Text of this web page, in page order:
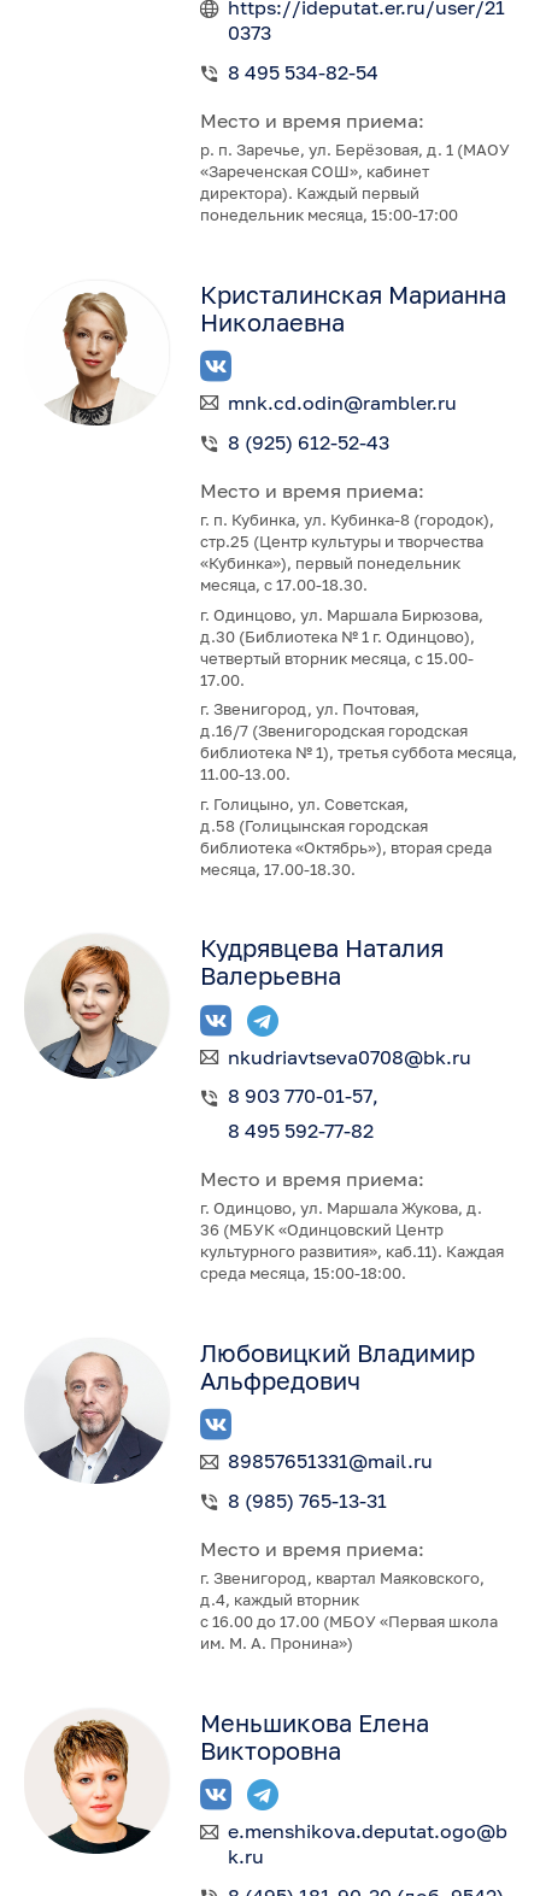
https://ideputat.er.ru/user/21
0373
8 495 534-82-54
Место и время приема:
р. п. Заречье, ул. Берёзовая, д. 1 (МАОУ
«Зареченская СОШ», кабинет
директора). Каждый первый
понедельник месяца, 15:00-17:00
Кристалинская Марианна
Николаевна
mnk.cd.odin@rambler.ru
8 (925) 612-52-43
Место и время приема:
г. п. Кубинка, ул. Кубинка-8 (городок),
стр.25 (Центр культуры и творчества
«Кубинка»), первый понедельник
месяца, с 17.00-18.30.
г. Одинцово, ул. Маршала Бирюзова,
д.30 (Библиотека № 1 г. Одинцово),
четвертый вторник месяца, с 15.00-
17.00.
г. Звенигород, ул. Почтовая,
д.16/7 (Звенигородская городская
библиотека № 1), третья суббота месяца,
11.00-13.00.
г. Голицыно, ул. Советская,
д.58 (Голицынская городская
библиотека «Октябрь»), вторая среда
месяца, 17.00-18.30.
Кудрявцева Наталия
Валерьевна
nkudriavtseva0708@bk.ru
8 903 770-01-57
8 495 592-77-82
Место и время приема:
г. Одинцово, ул. Маршала Жукова, д.
36 (МБУК «Одинцовский Центр
культурного развития», каб.11). Каждая
среда месяца, 15:00-18:00.
Любовицкий Владимир
Альфредович
89857651331@mail.ru
8 (985) 765-13-31
Место и время приема:
г. Звенигород, квартал Маяковского,
д.4, каждый вторник
с 16.00 до 17.00 (МБОУ «Первая школа
им. М. А. Пронина»)
Меньшикова Елена
Викторовна
e.menshikova.deputat.ogo@b
k.ru